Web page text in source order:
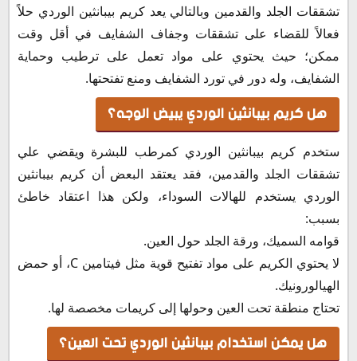
تشققات الجلد والقدمين وبالتالي يعد كريم بيبانثين الوردي حلاً
فعالاً للقضاء على تشققات وجفاف الشفايف في أقل وقت
ممكن؛ حيث يحتوي على مواد تعمل على ترطيب وحماية
الشفايف، وله دور في تورد الشفايف ومنع تفتحتها.
هل كريم بيبانثين الوردي يبيض الوجه؟
ستخدم كريم بيبانثين الوردي كمرطب للبشرة ويقضي علي
تشققات الجلد والقدمين، فقد يعتقد البعض أن كريم بيبانثين
الوردي يستخدم للهالات السوداء، ولكن هذا اعتقاد خاطئ
بسبب:
قوامه السميك، ورقة الجلد حول العين.
لا يحتوي الكريم على مواد تفتيح قوية مثل فيتامين C، أو حمض
الهيالورونيك.
تحتاج منطقة تحت العين وحولها إلى كريمات مخصصة لها.
هل يمكن استخدام بيبانثين الوردي تحت العين؟